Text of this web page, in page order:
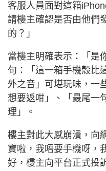
客服人員面對這箱
請樓主確認是否由他們
的？」
當樓主明確表示：「是
句：「這一箱手機殼比
外之音」可堪玩味，一
想要返咁」、「最尾一
理」。
樓主對此大感崩潰，向
寶啦，我唔要手機呀，
好，樓主向平台正式投